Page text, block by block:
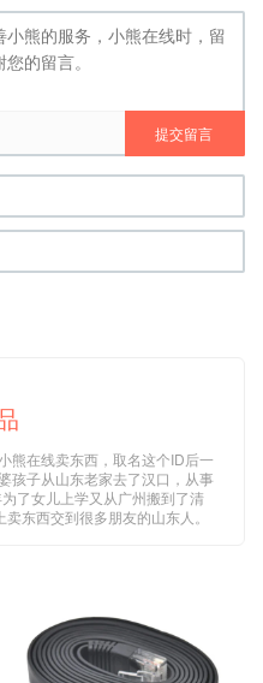
提交留言
熊在线卖东西，取名这个ID后一
孩子从山东老家去了汉口，从事
了女儿上学又从广州搬到了清
东西交到很多朋友的山东人。